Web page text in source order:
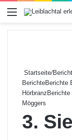
Menü
Startseite/
BerichteBerichte
Hörbranz Berichte
Möggers
3.